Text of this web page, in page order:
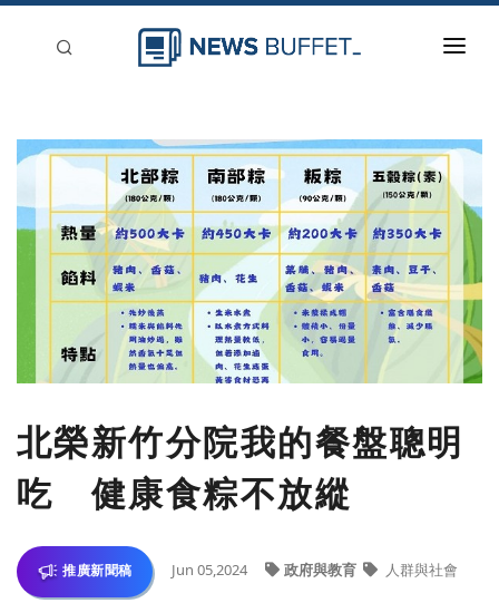
新聞稿分類
刊登
北榮新竹分院我的餐盤聰明
吃 健康食粽不放縱
推廣新聞稿 Jun 05,2024 政府與教育 人群與社會